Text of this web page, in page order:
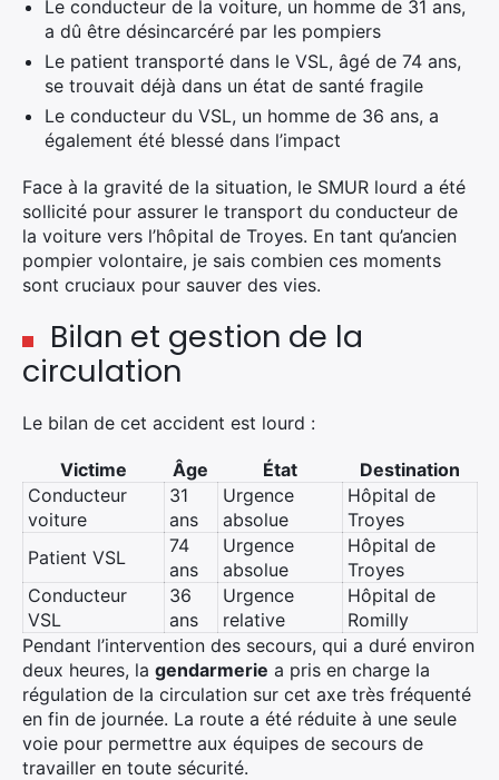
Le conducteur de la voiture, un homme de 31 ans,
a dû être désincarcéré par les pompiers
Le patient transporté dans le VSL, âgé de 74 ans,
se trouvait déjà dans un état de santé fragile
Le conducteur du VSL, un homme de 36 ans, a
également été blessé dans l’impact
Face à la gravité de la situation, le SMUR lourd a été
sollicité pour assurer le transport du conducteur de
la voiture vers l’hôpital de Troyes. En tant qu’ancien
pompier volontaire, je sais combien ces moments
sont cruciaux pour sauver des vies.
Bilan et gestion de la
circulation
Le bilan de cet accident est lourd :
Victime Âge État
Destination
Conducteur
voiture
31
ans
Urgence
absolue
Hôpital de
Troyes
Patient VSL
74
ans
Urgence
absolue
Hôpital de
Troyes
Conducteur
VSL
36
ans
Urgence
relative
Hôpital de
Romilly
Pendant l’intervention des secours, qui a duré environ
deux heures, la gendarmerie a pris en charge la
régulation de la circulation sur cet axe très fréquenté
en fin de journée. La route a été réduite à une seule
voie pour permettre aux équipes de secours de
travailler en toute sécurité.
Rechercher
: